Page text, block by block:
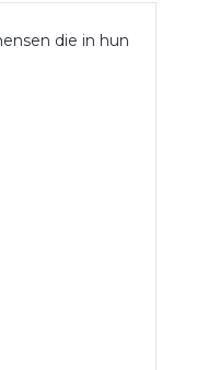
die in hun